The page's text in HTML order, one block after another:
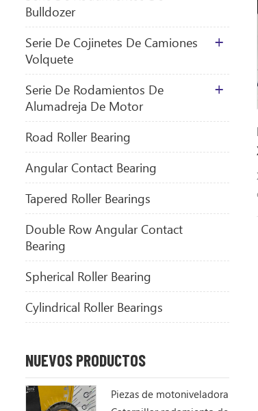
Bulldozer
Serie De Cojinetes De Camiones
Volquete
Serie De Rodamientos De
Alumadreja De Motor
​Road Roller Bearing
Angular Contact Bearing
Tapered Roller Bearings
Double Row Angular Contact
Bearing
Spherical Roller Bearing
Cylindrical Roller Bearings
NUEVOS PRODUCTOS
Piezas de motoniveladora